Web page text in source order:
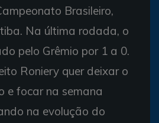
Brasileiro,
Na última rodada, o
pelo Grêmio por 1 a 0.
Roniery quer deixar o
e focar na semana
na evolução do